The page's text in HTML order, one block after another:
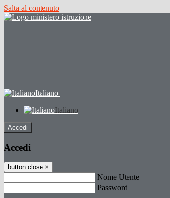
Salta al contenuto
Italiano
Italiano
Accedi
Accedi
button close ×
Nome Utente
Password